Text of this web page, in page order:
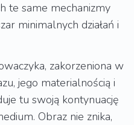
te same mechanizmy
minimalnych działań i
zakorzeniona w
jego materialnością i
tu swoją kontynuację
Obraz nie znika,